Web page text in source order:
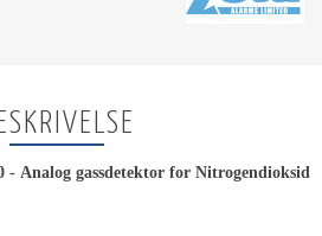
- Analog gassdetektor for Nitrogendioksid